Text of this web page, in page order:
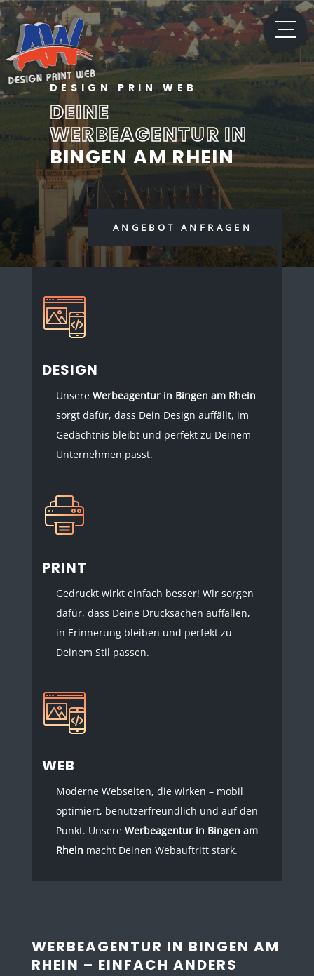
DESIGN PRIN WEB
DEINE
WERBEAGENTUR IN
BINGEN AM RHEIN
ANGEBOT ANFRAGEN
DESIGN
Unsere Werbeagentur in Bingen am Rhein
sorgt dafür, dass Dein Design auffällt, im
Gedächtnis bleibt und perfekt zu Deinem
Unternehmen passt.
PRINT
Gedruckt wirkt einfach besser! Wir sorgen
dafür, dass Deine Drucksachen auffallen,
in Erinnerung bleiben und perfekt zu
Deinem Stil passen.
WEB
Moderne Webseiten, die wirken – mobil
optimiert, benutzerfreundlich und auf den
Punkt. Unsere Werbeagentur in Bingen am
Rhein macht Deinen Webauftritt stark.
WERBEAGENTUR IN BINGEN AM
RHEIN – EINFACH ANDERS